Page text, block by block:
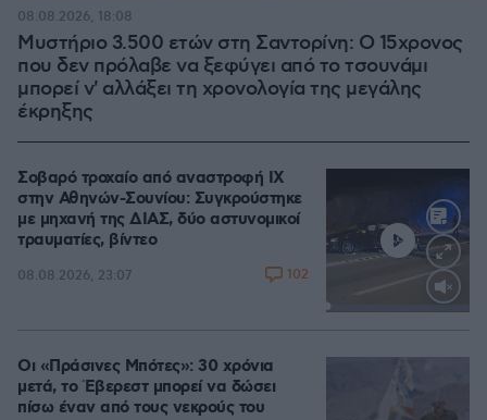
Μυστήριο 3.500 ετών στη Σαντορίνη: Ο 15χρονος
που δεν πρόλαβε να ξεφύγει από το τσουνάμι
μπορεί ν' αλλάξει τη χρονολογία της μεγάλης
έκρηξης
08.08.2026, 18:08
Σοβαρό τροχαίο από αναστροφή ΙΧ
στην Αθηνών-Σουνίου: Συγκρούστηκε
με μηχανή της ΔΙΑΣ, δύο αστυνομικοί
τραυματίες, βίντεο
08.08.2026, 23:07 102
Οι «Πράσινες Μπότες»: 30 χρόνια
μετά, το Έβερεστ μπορεί να δώσει
πίσω έναν από τους νεκρούς του